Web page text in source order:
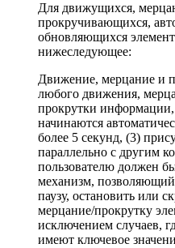
Для движущихся,
прокручивающихся,
обновляющихся
нижеследующее:
Движение, мерцание и
любого движения,
прокрутки
начинаются
более 5 секунд, (3)
параллельно с другим
пользователю должен
механизм, позволяющий
паузу, остановить или
мерцание/прокрутку
исключением случаев,
имеют ключевое